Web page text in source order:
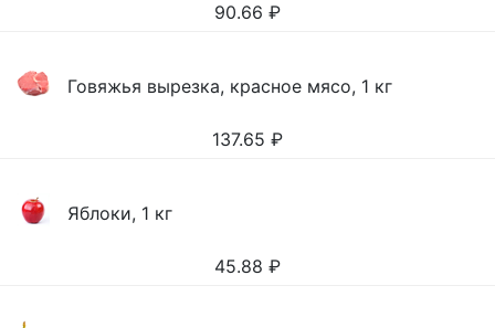
90.66 ₽
Говяжья вырезка, красное мясо, 1 кг
137.65 ₽
Яблоки, 1 кг
45.88 ₽